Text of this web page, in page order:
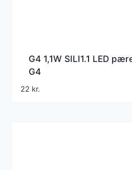
G4 1,1W SILI1.1 LED
G4
22 kr.